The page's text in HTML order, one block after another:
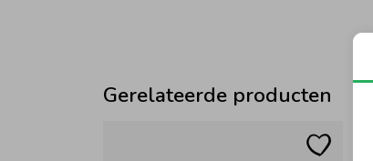
Gerelateerde producten